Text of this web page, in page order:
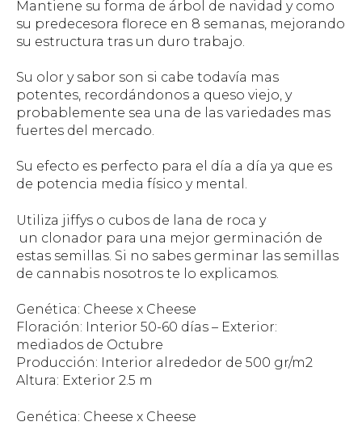
Mantiene su forma de árbol de navidad y como
su predecesora florece en 8 semanas, mejorando
su estructura tras un duro trabajo.
Su olor y sabor son si cabe todavía mas
potentes, recordándonos a queso viejo, y
probablemente sea una de las variedades mas
fuertes del mercado.
Su efecto es perfecto para el día a día ya que es
de potencia media físico y mental.
Utiliza jiffys o cubos de lana de roca y
un clonador para una mejor germinación de
estas semillas. Si no sabes germinar las semillas
de cannabis nosotros te lo explicamos.
Genética: Cheese x Cheese
Floración: Interior 50-60 días – Exterior:
mediados de Octubre
Producción: Interior alrededor de 500 gr/m2
Altura: Exterior 2.5 m
Genética: Cheese x Cheese